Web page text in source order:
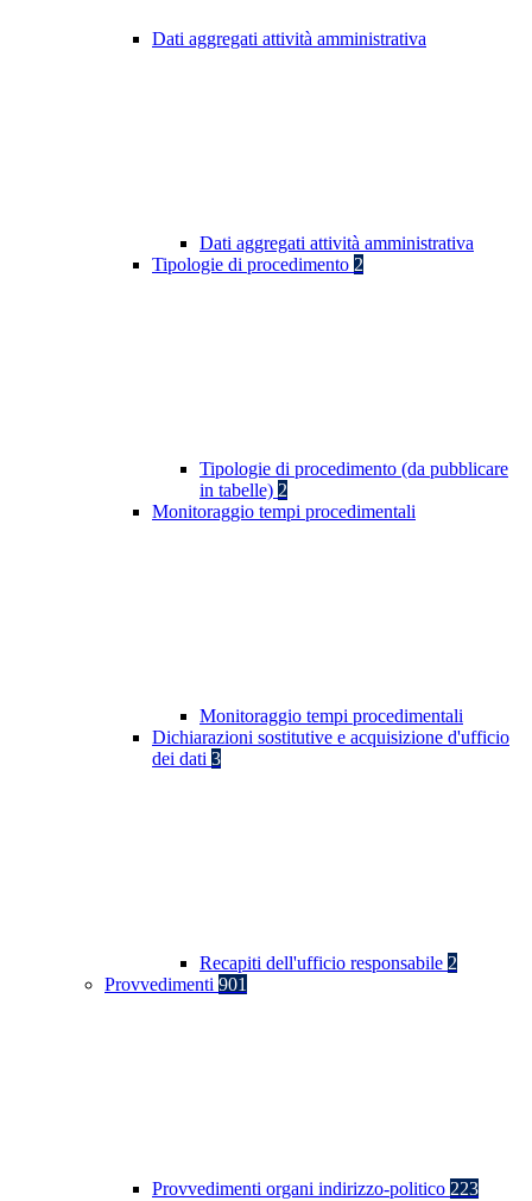
Dati aggregati attività amministrativa
Dati aggregati attività amministrativa
Tipologie di procedimento 2
Tipologie di procedimento (da pubblicare
in tabelle) 2
Monitoraggio tempi procedimentali
Monitoraggio tempi procedimentali
Dichiarazioni sostitutive e acquisizione d'ufficio
dei dati 3
Recapiti dell'ufficio responsabile 2
Provvedimenti 901
Provvedimenti organi indirizzo-politico 223